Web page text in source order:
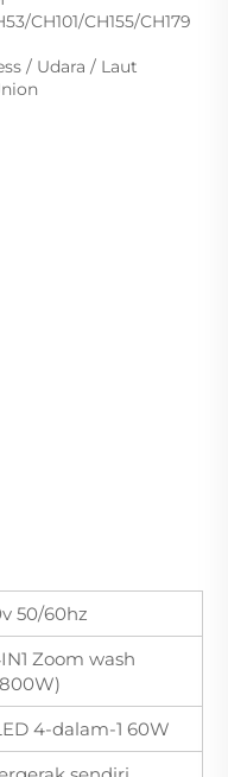
CH101/CH155/CH179
/ Udara / Laut
50/60hz
Zoom wash
4-dalam-1 60W